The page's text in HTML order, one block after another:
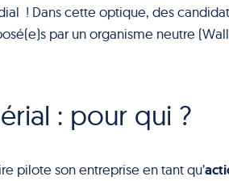
! Dans cette optique, des
par un organisme neutre
: pour qui ?
pilote son entreprise en tant qu’